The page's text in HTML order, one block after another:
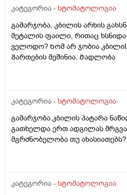
კატეგორია - სტომატოლოგია
გამარჯობა, კბილის არხის
მეტალის ფაილი, რითაც
ველოდო? Ხომ არ ჯობია
Გართების მეშინია. Მადლობა
კატეგორია - სტომატოლოგია
გამარჯობა.კბილის პატარა
გათხელდა ერთ ადგილას
მგრძნობელობა თუ ახასიათებს?
კატეგორია - სტომატოლოგია